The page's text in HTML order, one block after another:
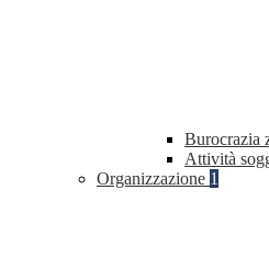
Burocrazia
Attività
Organizzazione 1